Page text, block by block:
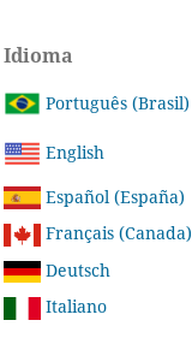
Idioma
Português (Brasil)
English
Español (España)
Français (Canada)
Deutsch
Italiano